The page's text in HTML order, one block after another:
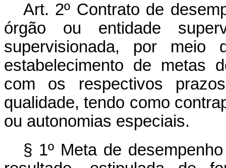
Art. 2º Contrato de
órgão ou entidade
supervisionada, por meio
estabelecimento de metas
com os respectivos
qualidade, tendo como
ou autonomias especiais.
§ 1º Meta de